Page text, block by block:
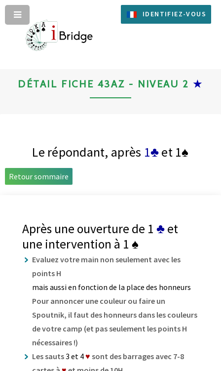
IDENTIFIEZ-VOUS
DÉTAIL FICHE 43AZ - NIVEAU 2★
Le répondant, après 1♣et 1♠
Retour sommaire
Après une ouverture de 1 ♣et
une intervention à 1 ♠
Evaluez votre main non seulement avec les
points H
mais aussi en fonction de la place des honneurs
Pour annoncer une couleur ou faire un
Spoutnik, il faut des honneurs dans les couleurs
de votre camp (et pas seulement les points H
nécessaires !)
Les sauts3 et 4♥ sont des barrages avec 7-8